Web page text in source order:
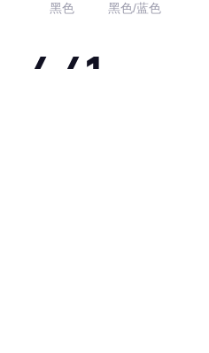
黑色 黑色/蓝色
4.41